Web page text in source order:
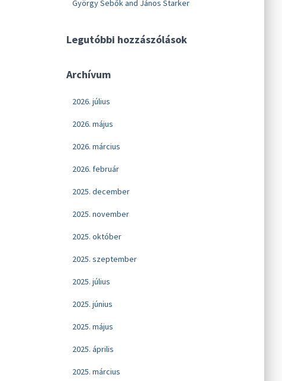
György Sebők and János Starker
Legutóbbi hozzászólások
Archívum
2026. július
2026. május
2026. március
2026. február
2025. december
2025. november
2025. október
2025. szeptember
2025. július
2025. június
2025. május
2025. április
2025. március